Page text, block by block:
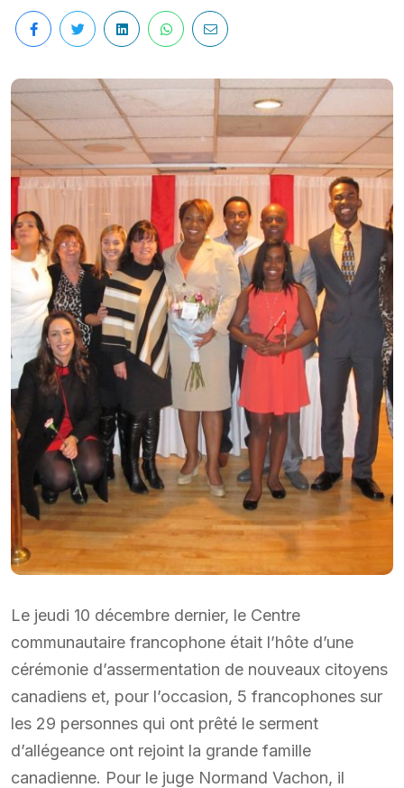
Le jeudi 10 décembre dernier, le Centre
communautaire francophone était l’hôte d’une
cérémonie d’assermentation de nouveaux citoyens
canadiens et, pour l’occasion, 5 francophones sur
les 29 personnes qui ont prêté le serment
d’allégeance ont rejoint la grande famille
canadienne. Pour le juge Normand Vachon, il